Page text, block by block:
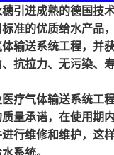
引进成熟的德国技
准的优质给水产品
输送系统工程，并
抗拉力、无污染、
疗气体输送系统工
量承诺，在使用期
行维修和维护，这
系统。